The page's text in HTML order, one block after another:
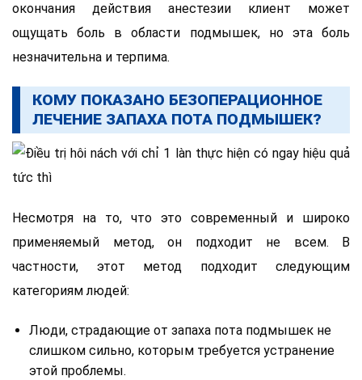
окончания действия анестезии клиент может
ощущать боль в области подмышек, но эта боль
незначительна и терпима.
КОМУ ПОКАЗАНО БЕЗОПЕРАЦИОННОЕ
ЛЕЧЕНИЕ ЗАПАХА ПОТА ПОДМЫШЕК?
Несмотря на то, что это современный и широко
применяемый метод, он подходит не всем. В
частности, этот метод подходит следующим
категориям людей:
Люди, страдающие от запаха пота подмышек не
слишком сильно, которым требуется устранение
этой проблемы.